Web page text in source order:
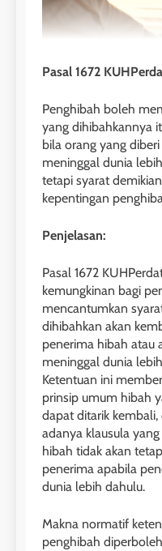
Pasal 1672
Penghibah boleh
yang dihibahkannya
bila orang yang
meninggal dunia
tetapi syarat
kepentingan
Penjelasan:
Pasal 1672
kemungkinan bagi
mencantumkan
dihibahkan akan
penerima hibah atau
meninggal dunia
Ketentuan ini
prinsip umum hibah
dapat ditarik
adanya klausula
hibah tidak akan
penerima apabila
dunia lebih dahulu.
Makna normatif
penghibah